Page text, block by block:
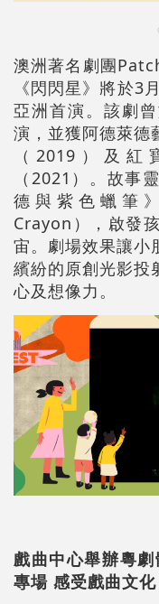
澳洲著名劇團
《閃閃星》將於3
亞洲首演。該劇
演，並獲阿德萊德
（2019）及
（2021）。故事
德與紫色蠟筆
Crayon），啟發
宙。劇場效果讓小
繽紛的原創光影投
心及想像力。
戲曲中心舉辦粵
專場 感受戲曲文化